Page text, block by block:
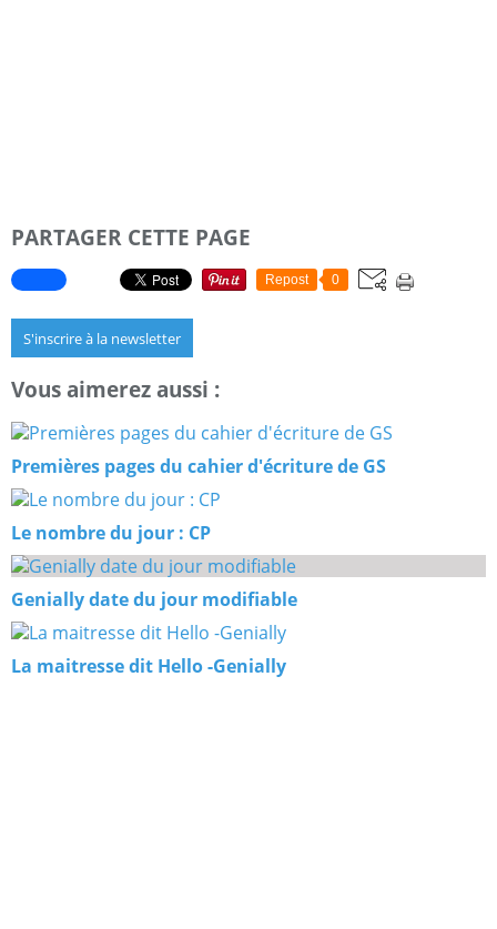
PARTAGER CETTE PAGE
Repost 0
S'inscrire à la newsletter
Vous aimerez aussi :
Premières pages du cahier d'écriture de GS
Le nombre du jour : CP
Genially date du jour modifiable
La maitresse dit Hello -Genially